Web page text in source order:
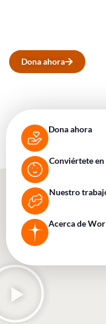
Dona ahora
Dona ahora
Conviértete
Nuestro
Acerca de